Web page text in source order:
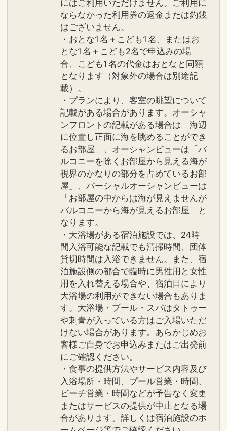
設定期間：2026年4月1日～2026年11月
インターネットコース番号：DP-1-
17303282
にはご利用いただけません。ご利用に
ならなかった利用券の返金または釣銭
はございません。
・おとな1名＋こども1名、またはお
とな1名＋こども2名で申込みの場
合、こども1名の代金はおとなと同額
となります（対象外の場合は別途記
載）。
・プランにより、客室の眺望について
記載がある場合があります。オーシャ
ンフロントの記載がある場合は「海辺
に位置し正面に海を眺めることができ
るお部屋」、オーシャンビューは「バ
ルコニーを除くお部屋から見える海が
視界のかなりの部分を占めているお部
屋」、パーシャルオーシャンビューは
「お部屋の中からは海が見えませんが
バルコニーから海が見えるお部屋」と
なります。
・大浴場がある宿泊施設では、24時
間入浴可能な記載でも清掃時間、団体
貸切時間は入浴できません。また、宿
泊施設側の都合で臨時に男性用と女性
用を入れ替える場合や、宿泊日により
大浴場の利用ができない場合もありま
す。大浴場・プール・スパはタトゥー
や刺青が入っている方はご入場いただ
けない場合があります。あらかじめお
客様ご自身でお申込みまたはご出発前
にご確認ください。
・食事の提供方法やサービス内容及び
入浴場所・時間、プール営業・時間、
ビーチ営業・時間などが予告なく変更
またはサービスの提供が中止となる場
合があります。詳しくは宿泊施設のホ